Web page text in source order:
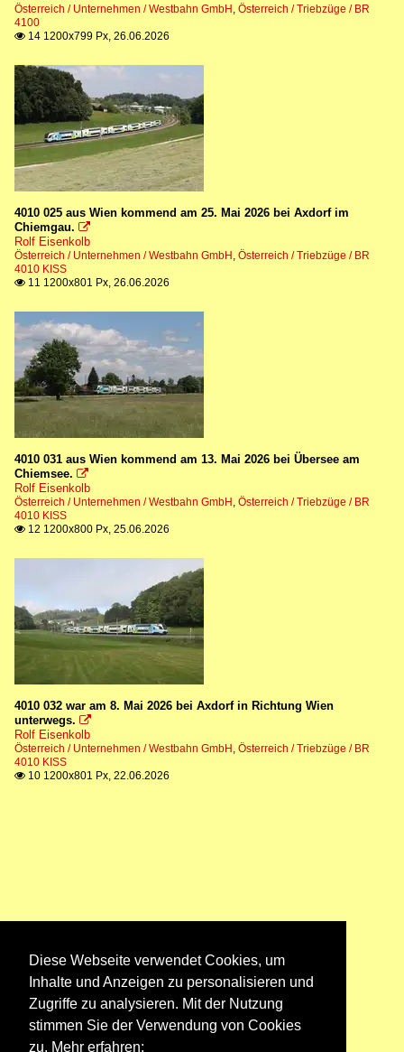
Österreich / Unternehmen / Westbahn GmbH, Österreich / Triebzüge / BR
4100
 14 1200x799 Px, 26.06.2026
4010 025 aus Wien kommend am 25. Mai 2026 bei Axdorf im
Chiemgau. 
Rolf Eisenkolb
Österreich / Unternehmen / Westbahn GmbH, Österreich / Triebzüge / BR
4010 KISS
 11 1200x801 Px, 26.06.2026
4010 031 aus Wien kommend am 13. Mai 2026 bei Übersee am
Chiemsee. 
Rolf Eisenkolb
Österreich / Unternehmen / Westbahn GmbH, Österreich / Triebzüge / BR
4010 KISS
 12 1200x800 Px, 25.06.2026
4010 032 war am 8. Mai 2026 bei Axdorf in Richtung Wien
unterwegs. 
Rolf Eisenkolb
Österreich / Unternehmen / Westbahn GmbH, Österreich / Triebzüge / BR
4010 KISS
 10 1200x801 Px, 22.06.2026
Diese Webseite verwendet Cookies, um
Inhalte und Anzeigen zu personalisieren und
Zugriffe zu analysieren. Mit der Nutzung
stimmen Sie der Verwendung von Cookies
zu. Mehr erfahren: